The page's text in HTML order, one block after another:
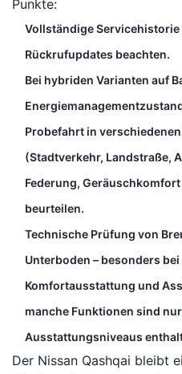
Punkte:
Vollständige
Rückrufupdates beachten.
Bei hybriden Varianten auf
Probefahrt in
(Stadtverkehr, Landstraße,
Federung,
beurteilen.
Technische Prüfung von
Unterboden – besonders
Komfortausstattung und
manche Funktionen sind
Ausstattungsniveaus
Der Nissan Qashqai bleibt